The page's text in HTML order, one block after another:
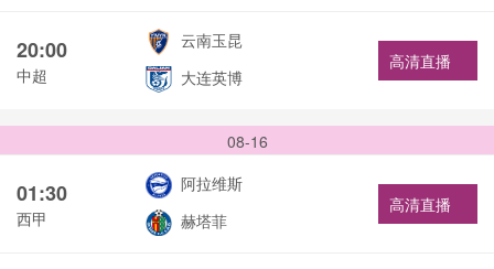
20:00
中超
云南玉昆
大连英博
高清直播
08-16
01:30
西甲
阿拉维斯
赫塔菲
高清直播